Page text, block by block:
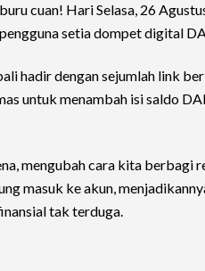
cuan! Hari Selasa, 26
setia dompet digital
hadir dengan sejumlah link
untuk menambah isi saldo
mengubah cara kita berbagi
masuk ke akun,
tak terduga.